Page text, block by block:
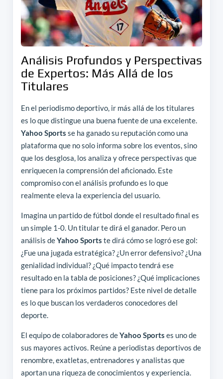
Análisis Profundos y Perspectivas
de Expertos: Más Allá de los
Titulares
En el periodismo deportivo, ir más allá de los titulares
es lo que distingue una buena fuente de una excelente.
Yahoo Sports se ha ganado su reputación como una
plataforma que no solo informa sobre los eventos, sino
que los desglosa, los analiza y ofrece perspectivas que
enriquecen la comprensión del aficionado. Este
compromiso con el análisis profundo es lo que
realmente eleva la experiencia del usuario.
Imagina un partido de fútbol donde el resultado final es
un simple 1-0. Un titular te dirá el ganador. Pero un
análisis deYahoo Sports te dirá cómo se logró ese gol:
¿Fue una jugada estratégica? ¿Un error defensivo? ¿Una
genialidad individual? ¿Qué impacto tendrá ese
resultado en la tabla de posiciones? ¿Qué implicaciones
tiene para los próximos partidos? Este nivel de detalle
es lo que buscan los verdaderos conocedores del
deporte.
El equipo de colaboradores deYahoo Sports es uno de
sus mayores activos. Reúne a periodistas deportivos de
renombre, exatletas, entrenadores y analistas que
aportan una riqueza de conocimientos y experiencia.